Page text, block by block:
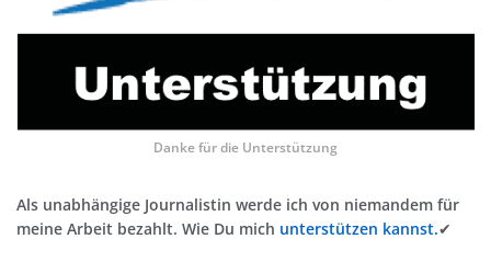
Danke für die Unterstützung
Als unabhängige Journalistin werde ich von niemandem für
meine Arbeit bezahlt. Wie Du mich unterstützen kannst.✔